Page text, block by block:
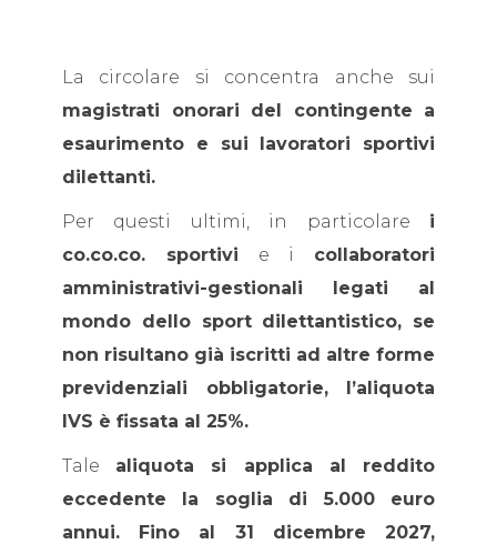
La circolare si concentra anche sui
magistrati onorari del contingente a
esaurimento e sui lavoratori sportivi
dilettanti.
Per questi ultimi, in particolare i
co.co.co. sportivi e i collaboratori
amministrativi-gestionali legati al
mondo dello sport dilettantistico, se
non risultano già iscritti ad altre forme
previdenziali obbligatorie, l’aliquota
IVS è fissata al 25%.
Tale aliquota si applica al reddito
eccedente la soglia di 5.000 euro
annui. Fino al 31 dicembre 2027,